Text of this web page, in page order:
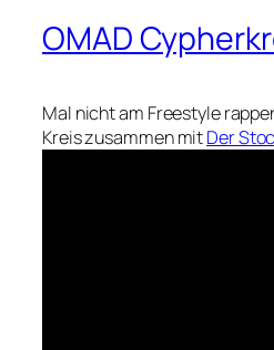
OMAD
Mal nicht am Freestyle
Kreis zusammen mitDer